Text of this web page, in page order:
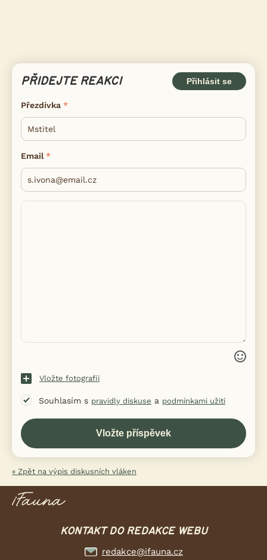
PŘIDEJTE REAKCI Přihlásit se
Přezdívka
Email
Vložte fotografii
Souhlasím s pravidly diskuse a podmínkami užití
« Zpět na výpis diskusních vláken
KONTAKT DO REDAKCE WEBU
redakce@ifauna.cz